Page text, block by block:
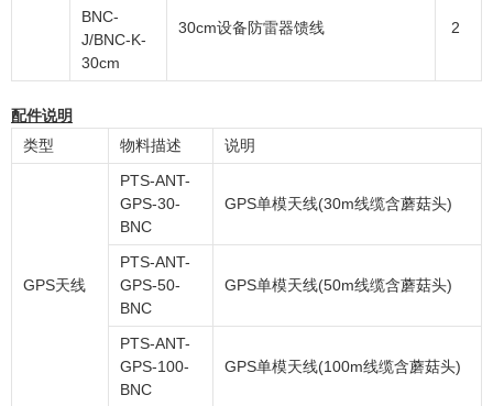
BNC-
J/BNC-K-
30cm
30cm设备防雷器馈线 2
配件说明
类型
物料描述 说明
GPS天线
PTS-ANT-
GPS-30-
BNC
GPS单模天线(30m线缆含蘑菇头)
PTS-ANT-
GPS-50-
BNC
GPS单模天线(50m线缆含蘑菇头)
PTS-ANT-
GPS-100-
BNC
GPS单模天线(100m线缆含蘑菇头)